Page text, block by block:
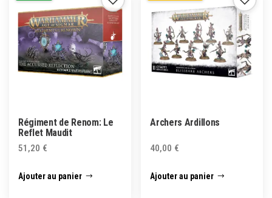
Régiment de Renom: Le
Reflet Maudit
51,20 €
Ajouter au panier
Archers Ardillons
40,00 €
Ajouter au panier